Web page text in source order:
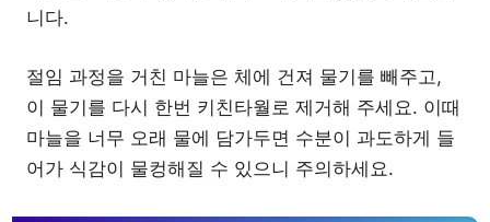
니다.
절임 과정을 거친 마늘은 체에 건져 물기를 빼주고,
이 물기를 다시 한번 키친타월로 제거해 주세요. 이때
마늘을 너무 오래 물에 담가두면 수분이 과도하게 들
어가 식감이 물컹해질 수 있으니 주의하세요.